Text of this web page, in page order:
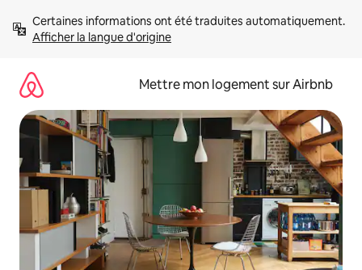
directement
Afficher la langue d'origine
Mettre mon logement sur Airbnb